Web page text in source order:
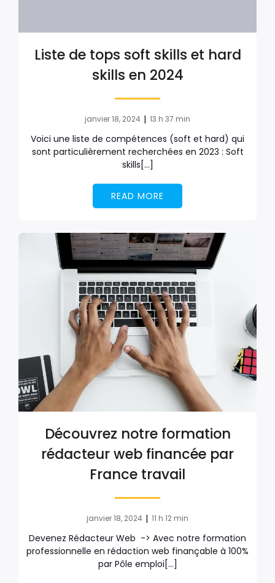
Liste de tops soft skills et hard
skills en 2024
janvier 18, 2024 | 13 h 37 min
Voici une liste de compétences (soft et hard) qui
sont particulièrement recherchées en 2023 : Soft
skills[…]
READ MORE
Découvrez notre formation
rédacteur web financée par
France travail
janvier 18, 2024 | 11 h 12 min
Devenez Rédacteur Web -> Avec notre formation
professionnelle en rédaction web finançable à 100%
par Pôle emploi[…]